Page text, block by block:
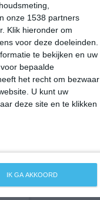
onze 1538 partners
Klik hieronder om
voor deze doeleinden.
te bekijken en uw
bepaalde
het recht om bezwaar
U kunt uw
deze site en te klikken
IK GA AKKOORD